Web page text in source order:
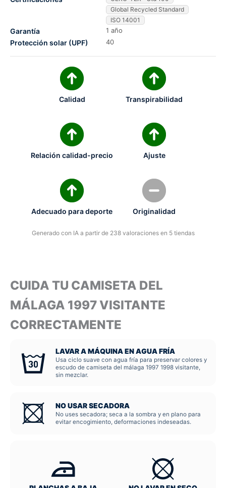
Global Recycled Standard
ISO 14001
Garantía 1 año
Protección solar (UPF) 40
Calidad Transpirabilidad
Relación calidad-precio Ajuste
Adecuado para deporte Originalidad
Generado con IA a partir de 238 valoraciones en 5 tiendas
CUIDA TU CAMISETA DEL
MÁLAGA 1997 VISITANTE
CORRECTAMENTE
LAVAR A MÁQUINA EN AGUA FRÍA
Usa ciclo suave con agua fría para preservar colores y
escudo de camiseta del málaga 1997 1998 visitante,
sin mezclar.
NO USAR SECADORA
No uses secadora; seca a la sombra y en plano para
evitar encogimiento, deformaciones indeseadas.